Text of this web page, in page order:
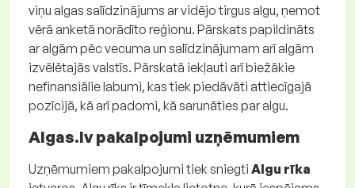
viņu algas salīdzinājums ar vidējo tirgus algu, ņemot
vērā anketā norādīto reģionu. Pārskats papildināts
ar algām pēc vecuma un salīdzinājumam arī algām
izvēlētajās valstīs. Pārskatā iekļauti arī biežākie
nefinansiālie labumi, kas tiek piedāvāti attiecīgajā
pozīcijā, kā arī padomi, kā sarunāties par algu.
Algas.lv pakalpojumi uzņēmumiem
Uzņēmumiem pakalpojumi tiek sniegti Algu rīka